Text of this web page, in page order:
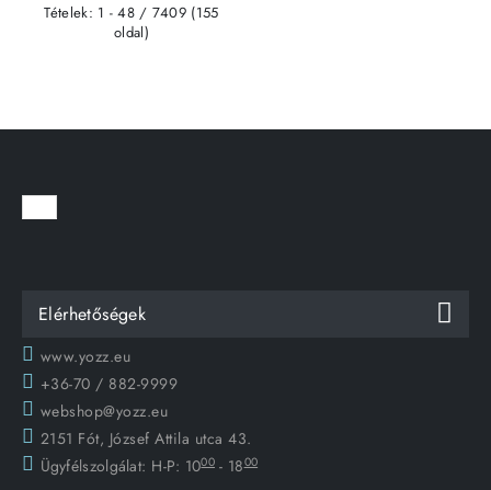
Tételek: 1 - 48 / 7409 (155
oldal)
Elérhetőségek
www.yozz.eu
+36-70 / 882-9999
webshop@yozz.eu
2151 Fót, József Attila utca 43.
Ügyfélszolgálat: H-P: 1000 - 1800